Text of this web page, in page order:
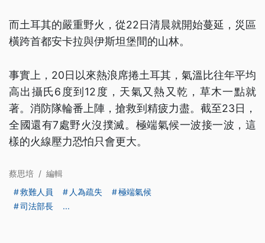
而土耳其的嚴重野火，從22日清晨就開始蔓延，災區
橫跨首都安卡拉與伊斯坦堡間的山林。
事實上，20日以來熱浪席捲土耳其，氣溫比往年平均
高出攝氏6度到12度，天氣又熱又乾，草木一點就
著。消防隊輪番上陣，搶救到精疲力盡。截至23日，
全國還有7處野火沒撲滅。極端氣候一波接一波，這
樣的火線壓力恐怕只會更大。
蔡思培 / 編輯
救難人員
人為疏失
極端氣候
司法部長
...